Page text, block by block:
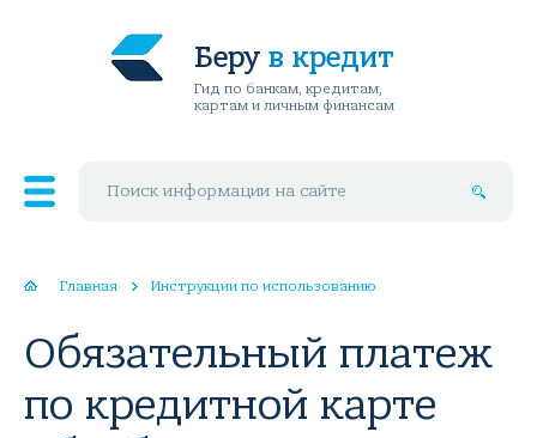
Беру в кредит
Гид по банкам, кредитам,
картам и личным финансам
Главная Инструкции по использованию
Обязательный платеж
по кредитной карте